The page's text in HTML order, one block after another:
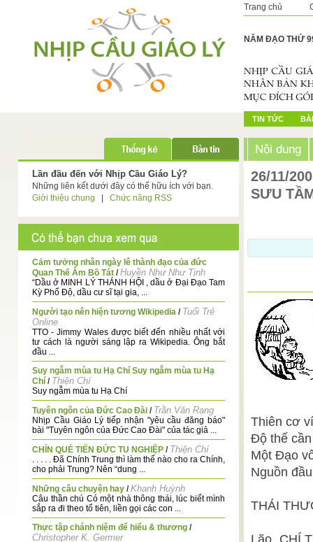
Trang chủ
NĂM ĐẠO THỨ
TIN TỨC
Lần đầu đến với Nhịp Cầu Giáo Lý?
Những liên kết dưới đây có thể hữu ích với bạn.
Giới thiệu chung
Chức năng RSS
Cảm tưởng nhân ngày lễ thành đạo của đức
Quan Thế Âm Bồ Tát /Huyền Như Như Tịnh
“Dầu ở MINH LÝ THÁNH HỘI , dầu ở Đại Đạo Tam
Kỳ Phổ Độ, dầu cư sĩ tại gia, ...
Người tạo nên hiện tương Wikipedia / Tuổi Trẻ
Online
TTO - Jimmy Wales được biết đến nhiều nhất với
tư cách là người sáng lập ra Wikipedia. Ông bắt
đầu ...
Suy ngẫm mùa tu Hạ Chí Suy ngẫm mùa tu Hạ
Chí / Thiện Chí
Suy ngẫm mùa tu Hạ Chí
Tuyên ngôn của Đức Cao Đài / Trần Văn Rạng
Nhịp Cầu Giáo Lý tiếp nhận "yêu cầu đăng báo"
bài "Tuyên ngôn của Đức Cao Đài" của tác giả ...
CHÍN QUẺ TIẾN ĐỨC TU NGHIỆP / Thiện Chí
. . . . . Đã Chính Trung thì làm thế nào cho ra Chính,
cho phải Trung? Nên “dung ...
Những câu chuyện hay /Khanh Huỳnh
Câu thần chú Có một nhà thông thái, lúc biết mình
sắp ra đi theo tổ tiên, liền gọi các con ...
Thực tập chánh niệm để hiểu & thương /
Christopher K. Germer
Nội dung
26/11/
SƯU
Thiên cơ
Độ thế
Một Đạo
Nguồn
THÁI